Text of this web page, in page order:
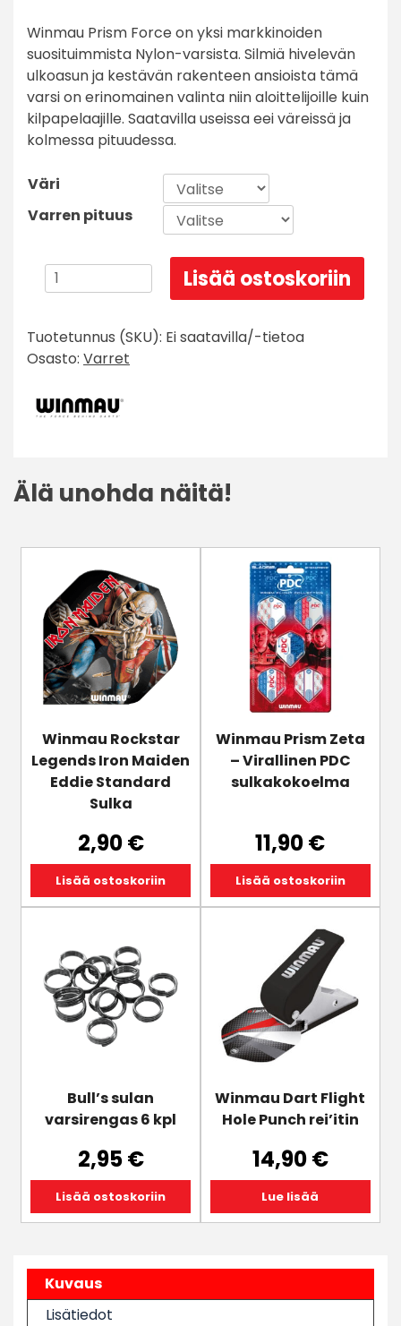
arvotukseen.
Winmau Prism Force on yksi markkinoiden
suosituimmista Nylon-varsista. Silmiä hivelevän
ulkoasun ja kestävän rakenteen ansioista tämä
varsi on erinomainen valinta niin aloittelijoille kuin
kilpapelaajille. Saatavilla useissa eei väreissä ja
kolmessa pituudessa.
Väri
Varren pituus
Winmau
Prism
3
kpl
määrä
Lisää ostoskoriin
Tuotetunnus (SKU): Ei saatavilla/-tietoa
Osasto: Varret
Älä unohda näitä!
Winmau Rockstar
Legends Iron Maiden
Eddie Standard
Sulka
2,90€
Lisää ostoskoriin
Winmau Prism Zeta
– Virallinen PDC
sulkakokoelma
11,90€
Lisää ostoskoriin
Bull’s sulan
varsirengas 6 kpl
2,95€
Lisää ostoskoriin
Winmau Dart Flight
Hole Punch rei’itin
14,90€
Lue lisää
Kuvaus
Lisätiedot